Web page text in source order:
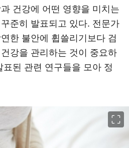
건강에 어떤 영향을 미치는
준히 발표되고 있다. 전문가
한 불안에 휩쓸리기보다 검
강을 관리하는 것이 중요하
된 관련 연구들을 모아 정